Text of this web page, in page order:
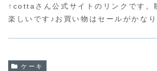
↑cottaさん公式サイトのリンクです。
楽しいです♪お買い物はセールがかなり
ケーキ